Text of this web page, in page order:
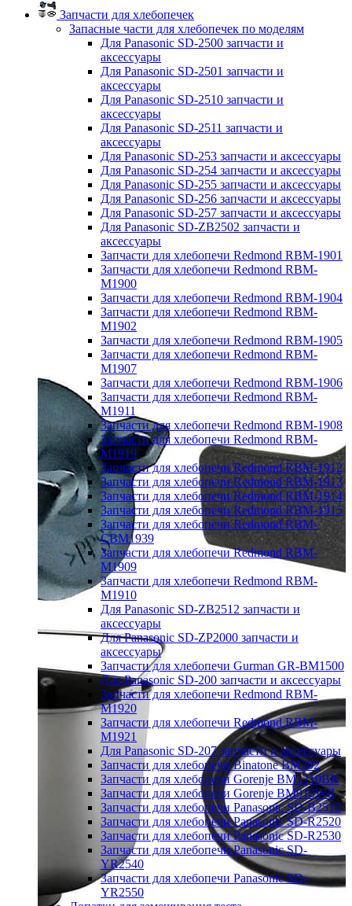
Запчасти для хлебопечек
Запасные части для хлебопечек по моделям
Для Panasonic SD-2500 запчасти и
аксессуары
Для Panasonic SD-2501 запчасти и
аксессуары
Для Panasonic SD-2510 запчасти и
аксессуары
Для Panasonic SD-2511 запчасти и
аксессуары
Для Panasonic SD-253 запчасти и аксессуары
Для Panasonic SD-254 запчасти и аксессуары
Для Panasonic SD-255 запчасти и аксессуары
Для Panasonic SD-256 запчасти и аксессуары
Для Panasonic SD-257 запчасти и аксессуары
Для Panasonic SD-ZB2502 запчасти и
аксессуары
Запчасти для хлебопечи Redmond RBM-1901
Запчасти для хлебопечи Redmond RBM-
M1900
Запчасти для хлебопечи Redmond RBM-1904
Запчасти для хлебопечи Redmond RBM-
M1902
Запчасти для хлебопечи Redmond RBM-1905
Запчасти для хлебопечи Redmond RBM-
M1907
Запчасти для хлебопечи Redmond RBM-1906
Запчасти для хлебопечи Redmond RBM-
M1911
Запчасти для хлебопечи Redmond RBM-1908
Запчасти для хлебопечи Redmond RBM-
M1919
Запчасти для хлебопечи Redmond RBM-1912
Запчасти для хлебопечи Redmond RBM-1913
Запчасти для хлебопечи Redmond RBM-1914
Запчасти для хлебопечи Redmond RBM-1915
Запчасти для хлебопечи Redmond RBM-
CBM1939
Запчасти для хлебопечи Redmond RBM-
M1909
Запчасти для хлебопечи Redmond RBM-
M1910
Для Panasonic SD-ZB2512 запчасти и
аксессуары
Для Panasonic SD-ZP2000 запчасти и
аксессуары
Запчасти для хлебопечи Gurman GR-BM1500
Для Panasonic SD-200 запчасти и аксессуары
Запчасти для хлебопечи Redmond RBM-
M1920
Запчасти для хлебопечи Redmond RBM-
M1921
Для Panasonic SD-207 запчасти и аксессуары
Запчасти для хлебопечи Binatone BM202
Запчасти для хлебопечи Gorenje BM1210BK
Запчасти для хлебопечи Gorenje BM910WII
Запчасти для хлебопечи Panasonic SD-B2510
Запчасти для хлебопечи Panasonic SD-R2520
Запчасти для хлебопечи Panasonic SD-R2530
Запчасти для хлебопечи Panasonic SD-
YR2540
Запчасти для хлебопечи Panasonic SD-
YR2550